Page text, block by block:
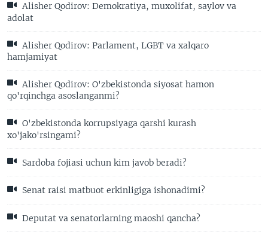
Alisher Qodirov: Demokratiya, muxolifat, saylov va
adolat
Alisher Qodirov: Parlament, LGBT va xalqaro
hamjamiyat
Alisher Qodirov: O'zbekistonda siyosat hamon
qo'rqinchga asoslanganmi?
O'zbekistonda korrupsiyaga qarshi kurash
xo'jako'rsingami?
Sardoba fojiasi uchun kim javob beradi?
Senat raisi matbuot erkinligiga ishonadimi?
Deputat va senatorlarning maoshi qancha?